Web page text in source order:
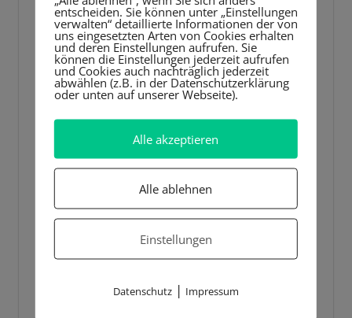
„Das
Gegenteil
von Hasen“
Anne Freytag
n, der sich
mit
Geheimnisse
n,
Identitätsfin
dung und
nach dem
Selbst
beschäftigt.
Ein
entscheiden. Sie können unter „Einstellungen
verwalten“ detaillierte Informationen der von
uns eingesetzten Arten von Cookies erhalten
und deren Einstellungen aufrufen. Sie
können die Einstellungen jederzeit aufrufen
und Cookies auch nachträglich jederzeit
abwählen (z.B. in der Datenschutzerklärung
oder unten auf unserer Webseite).
Alle akzeptieren
Alle ablehnen
Einstellungen
Datenschutz| Impressum